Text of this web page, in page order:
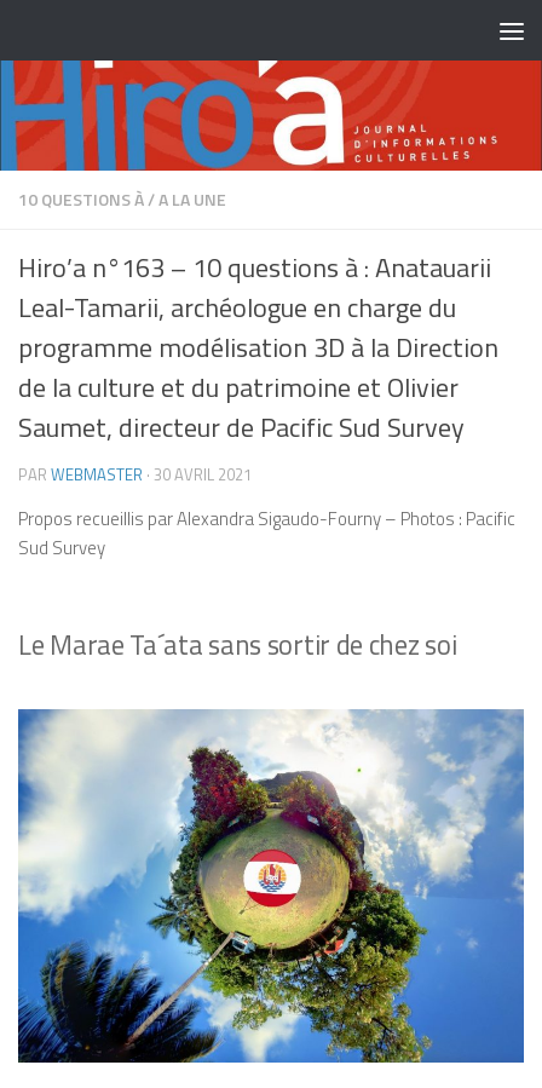
10 QUESTIONS À/A LA UNE
Hiro’a n°163 – 10 questions à : Anatauarii
Leal-Tamarii, archéologue en charge du
programme modélisation 3D à la Direction
de la culture et du patrimoine et Olivier
Saumet, directeur de Pacific Sud Survey
PAR WEBMASTER · 30 AVRIL 2021
Propos recueillis par Alexandra Sigaudo-Fourny – Photos : Pacific
Sud Survey
Le MaraeTa´atasans sortir de chez soi